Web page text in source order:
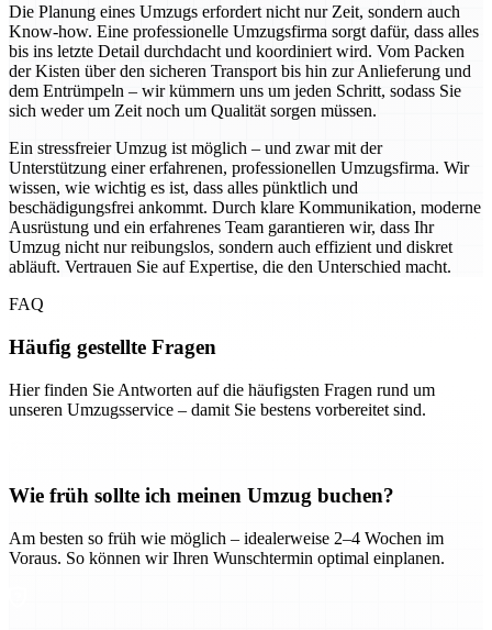
Die Planung eines Umzugs erfordert nicht nur Zeit, sondern auch
Know-how. Eine professionelle Umzugsfirma sorgt dafür, dass alles
bis ins letzte Detail durchdacht und koordiniert wird. Vom Packen
der Kisten über den sicheren Transport bis hin zur Anlieferung und
dem Entrümpeln – wir kümmern uns um jeden Schritt, sodass Sie
sich weder um Zeit noch um Qualität sorgen müssen.
Ein stressfreier Umzug ist möglich – und zwar mit der
Unterstützung einer erfahrenen, professionellen Umzugsfirma. Wir
wissen, wie wichtig es ist, dass alles pünktlich und
beschädigungsfrei ankommt. Durch klare Kommunikation, moderne
Ausrüstung und ein erfahrenes Team garantieren wir, dass Ihr
Umzug nicht nur reibungslos, sondern auch effizient und diskret
abläuft. Vertrauen Sie auf Expertise, die den Unterschied macht.
FAQ
Häufig gestellte Fragen
Hier finden Sie Antworten auf die häufigsten Fragen rund um
unseren Umzugsservice – damit Sie bestens vorbereitet sind.
Wie früh sollte ich meinen Umzug buchen?
Am besten so früh wie möglich – idealerweise 2–4 Wochen im
Voraus. So können wir Ihren Wunschtermin optimal einplanen.